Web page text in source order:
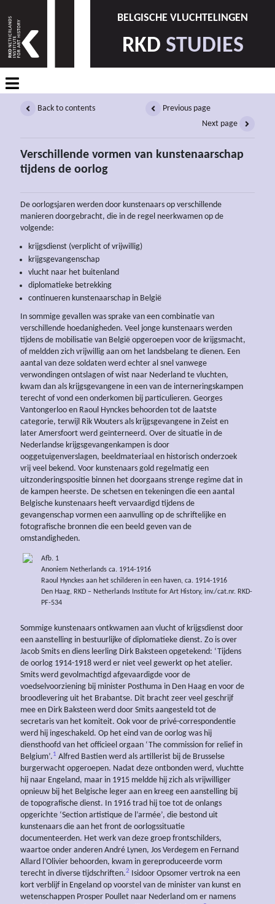
BELGISCHE VLUCHTELINGEN
RKD STUDIES
Back to contents
Previous page
Next page
Verschillende vormen van kunstenaarschap
tijdens de oorlog
De oorlogsjaren werden door kunstenaars op verschillende
manieren doorgebracht, die in de regel neerkwamen op de
volgende:
krijgsdienst (verplicht of vrijwillig)
krijgsgevangenschap
vlucht naar het buitenland
diplomatieke betrekking
continueren kunstenaarschap in België
In sommige gevallen was sprake van een combinatie van
verschillende hoedanigheden. Veel jonge kunstenaars werden
tijdens de mobilisatie van België opgeroepen voor de krijgsmacht,
of meldden zich vrijwillig aan om het landsbelang te dienen. Een
aantal van deze soldaten werd echter al snel vanwege
verwondingen ontslagen of wist naar Nederland te vluchten,
kwam dan als krijgsgevangene in een van de interneringskampen
terecht of vond een onderkomen bij particulieren. Georges
Vantongerloo en Raoul Hynckes behoorden tot de laatste
categorie, terwijl Rik Wouters als krijgsgevangene in Zeist en
later Amersfoort werd geïnterneerd. Over de situatie in de
Nederlandse krijgsgevangenkampen is door
ooggetuigenverslagen, beeldmateriaal en historisch onderzoek
vrij veel bekend. Voor kunstenaars gold regelmatig een
uitzonderingspositie binnen het doorgaans strenge regime dat in
de kampen heerste. De schetsen en tekeningen die een aantal
Belgische kunstenaars heeft vervaardigd tijdens de
gevangenschap vormen een aanvulling op de schriftelijke en
fotografische bronnen die een beeld geven van de
omstandigheden.
Afb. 1
Anoniem Netherlands ca. 1914-1916
Raoul Hynckes aan het schilderen in een haven, ca. 1914-1916
Den Haag, RKD – Netherlands Institute for Art History, inv./cat.nr. RKD-
PF-534
Sommige kunstenaars ontkwamen aan vlucht of krijgsdienst door
een aanstelling in bestuurlijke of diplomatieke dienst. Zo is over
Jacob Smits en diens leerling Dirk Baksteen opgetekend: ‘Tijdens
de oorlog 1914-1918 werd er niet veel gewerkt op het atelier.
Smits werd gevolmachtigd afgevaardigde voor de
voedselvoorziening bij minister Posthuma in Den Haag en voor de
broodlevering uit het Brabantse. Dit bracht zeer veel geschrijf
mee en Dirk Baksteen werd door Smits aangesteld tot de
secretaris van het komiteit. Ook voor de privé-correspondentie
werd hij ingeschakeld. Op het eind van de oorlog was hij
diensthoofd van het officieel orgaan ‘The commission for relief in
Belgium’.1 Alfred Bastien werd als artillerist bij de Brusselse
burgerwacht opgeroepen. Nadat deze ontbonden werd, vluchtte
hij naar Engeland, maar in 1915 meldde hij zich als vrijwilliger
opnieuw bij het Belgische leger aan en kreeg een aanstelling bij
de topografische dienst. In 1916 trad hij toe tot de onlangs
opgerichte ‘Section artistique de l’armée’, die bestond uit
kunstenaars die aan het front de oorlogssituatie
documenteerden. Het werk van deze groep frontschilders,
waartoe onder anderen André Lynen, Jos Verdegem en Fernand
Allard l’Olivier behoorden, kwam in gereproduceerde vorm
terecht in diverse tijdschriften.2 Isidoor Opsomer vertrok na een
kort verblijf in Engeland op voorstel van de minister van kunst en
wetenschappen Prosper Poullet naar Nederland om er namens